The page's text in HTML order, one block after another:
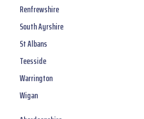
Renfrewshire
South Ayrshire
St Albans
Teesside
Warrington
Wigan